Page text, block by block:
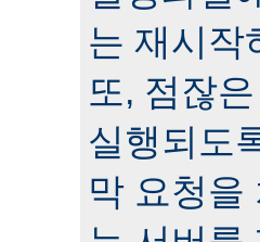
는 재시작
또, 점잖
실행되도
막 요청을